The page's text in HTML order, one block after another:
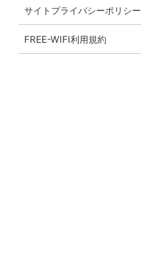
サイトプライバシーポリシー
FREE-WIFI利用規約